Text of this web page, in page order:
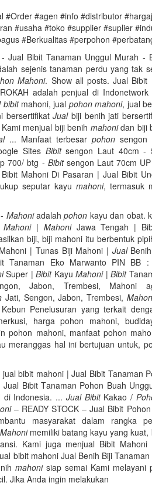
#Order #agen #info #distributor
#usaha #toko #supplier #suplier
#Berkualitas #perpohon
- Jual Bibit Tanaman Unggul Murah -
sejenis tanaman perdu yang tak
Mahoni. Show all posts. Jual Bibit
adalah penjual di
bibitmahoni, jual pohon mahoni, jual
bersertifikatJualbiji benih jati
menjual biji benih mahonidan biji
... Manfaat terbesar pohon sengon
Sites Bibitsengon Laut 40cm -
700/ btg - Bibitsengon Laut 70cm
Mahoni Di Pasaran | Jual Bibit
seputar kayu mahoni, termasuk
- Mahoniadalahpohon kayu dan obat.
| MahoniJawa Tengah |
biji, biji mahoni itu berbentuk
| Tunas Biji Mahoni | Jual
Tanaman Eko Marwanto PIN BB
Super |BibitKayuMahoni|Bibit
Jabon, Trembesi, Mahoni
Jati, Sengon, Jabon, Trembesi,
Penelusuran yang terkait
harga pohon mahoni,
pohon mahoni, manfaat pohon
meranggas hal ini bertujuan untuk,
jual bibit mahoni | Jual Bibit Tanaman
Bibit Tanaman Pohon Buah
di Indonesia. ... Jual BibitKakao /
– READY STOCK – Jual Bibit
masyarakat dalam rangka
memiliki batang kayu yang kuat,
Kami juga menjual Bibit
bibit mahoni Jual Benih Biji
mahonisiap semai Kami melayani
Jika Anda ingin melakukan